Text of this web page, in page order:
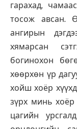
гарахад,
тосож авсан.
ангирын
хямарсан
богинохон
хөөрхөн үр
хойш хоёр
зүрх минь
цагийн